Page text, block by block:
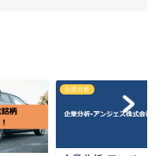
企業分析